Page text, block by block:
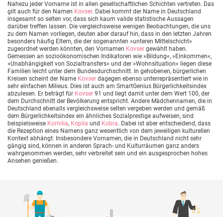
Nahezu jeder Vorname ist in allen gesellschaftlichen Schichten vertreten. Das
gilt auch für den Namen Kovser. Dabei kommt der Name in Deutschland
insgesamt so selten vor, dass sich kaum valide statistische Aussagen
darüber treffen lassen. Die vergleichsweise wenigen Beobachtungen, die uns
zu dem Namen vorliegen, deuten aber darauf hin, dass in den letzten Jahren
besonders häufig Eltern, die der sogenannten »unteren Mittelschicht«
zugeordnet werden könnten, den Vornamen Kovser gewählt haben.
Gemessen an sozioökonomischen Indikatoren wie »Bildung«, »Einkommen«,
»Unabhängigkeit von Sozialtransfers« und der »Wohnsituation« liegen diese
Familien leicht unter dem Bundesdurchschnitt. In gehobenen, bürgerlichen
Kreisen scheint der Name Kovser dagegen ebenso unterrepräsentiert wie in
sehr einfachen Milieus. Dies ist auch am SmartGenius Bürgerlichkeitsindex
abzulesen. Er beträgt für Kovser 91 und liegt damit unter dem Wert 100, der
dem Durchschnitt der Bevölkerung entspricht. Andere Mädchennamen, die in
Deutschland ebenalls vergleichsweise selten vergeben werden und gemäß
dem Bürgerlichkeitsindex ein ähnliches Sozialprestige aufweisen, sind
beispielsweise Kornilia, Kopila und Kobra. Dabei ist aber entscheidend, dass
die Rezeption eines Namens ganz wesentlich von dem jeweiligen kulturellen
Kontext abhängt: Insbesondere Vornamen, die in Deutschland nicht sehr
gängig sind, können in anderen Sprach- und Kulturräumen ganz anders
wahrgenommen werden, sehr verbreitet sein und ein ausgesprochen hohes
Ansehen genießen.